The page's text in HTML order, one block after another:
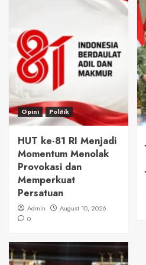
Opini Politik
HUT ke-81 RI Menjadi
Momentum Menolak
Provokasi dan
Memperkuat
Persatuan
Admin
August 10, 2026
0